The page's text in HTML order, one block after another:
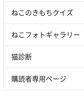
ねこのきもちクイズ
ねこフォトギャラリー
猫診断
購読者専用ページ